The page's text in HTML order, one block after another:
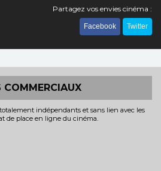
Partagez vos envies cinéma :
Facebook Twitter
COMMERCIAUX
indépendants et sans lien avec les
de place en ligne du cinéma.